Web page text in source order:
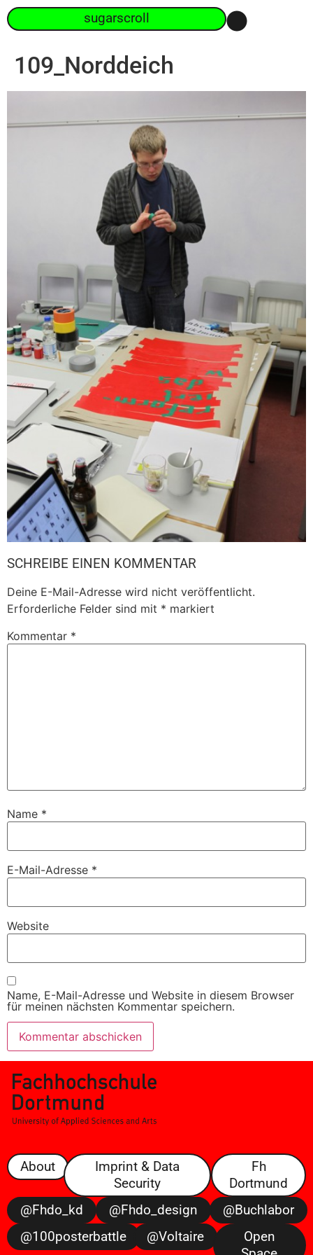
sugarscroll
109_Norddeich
SCHREIBE EINEN KOMMENTAR
Deine E-Mail-Adresse wird nicht veröffentlicht.
Erforderliche Felder sind mit * markiert
Kommentar *
Name *
E-Mail-Adresse *
Website
Name, E-Mail-Adresse und Website in diesem Browser
für meinen nächsten Kommentar speichern.
About
Imprint & Data
Security
Fh
Dortmund
@fhdo_kd
@fhdo_design
@buchlabor
@100posterbattle
@voltaire
Open